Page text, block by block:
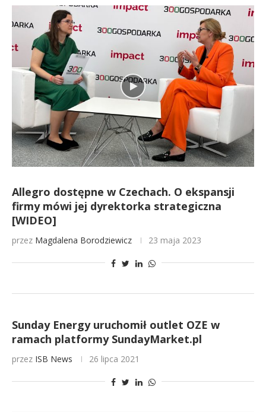
Allegro dostępne w Czechach. O ekspansji
firmy mówi jej dyrektorka strategiczna
[WIDEO]
przez Magdalena Borodziewicz 23 maja 2023
Sunday Energy uruchomił outlet OZE w
ramach platformy SundayMarket.pl
przez ISB News 26 lipca 2021